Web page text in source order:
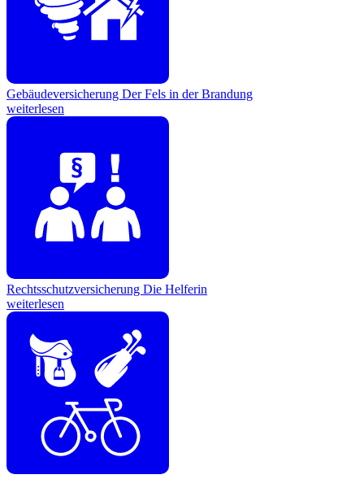
Gebäudeversicherung Der Fels in der Brandung
weiterlesen
Rechtsschutzversicherung Die Helferin
weiterlesen